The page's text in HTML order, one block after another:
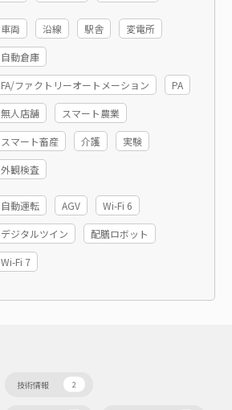
車両 沿線 駅舎 変電所
自動倉庫
FA/ファクトリーオートメーション PA
無人店舗 スマート農業
スマート畜産 介護 実験
外観検査
自動運転 AGV Wi-Fi 6
デジタルツイン 配膳ロボット
Wi-Fi 7
技術情報 2